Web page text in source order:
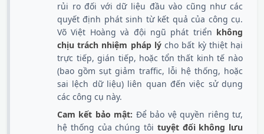
rủi ro đối với dữ liệu đầu vào cũng như các
quyết định phát sinh từ kết quả của công cụ.
Võ Việt Hoàng và đội ngũ phát triển không
chịu trách nhiệm pháp lýcho bất kỳ thiệt hại
trực tiếp, gián tiếp, hoặc tổn thất kinh tế nào
(bao gồm sụt giảm traffic, lỗi hệ thống, hoặc
sai lệch dữ liệu) liên quan đến việc sử dụng
các công cụ này.
Cam kết bảo mật: Để bảo vệ quyền riêng tư,
hệ thống của chúng tôi tuyệt đối không lưu